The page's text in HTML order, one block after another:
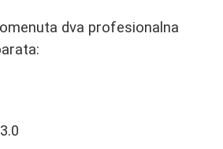
dva profesionalna